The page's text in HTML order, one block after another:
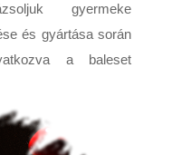
gyermeke
és gyártása során
a baleset